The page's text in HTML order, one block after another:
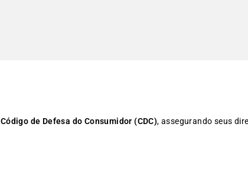
Código de Defesa do Consumidor (CDC), assegurando seus